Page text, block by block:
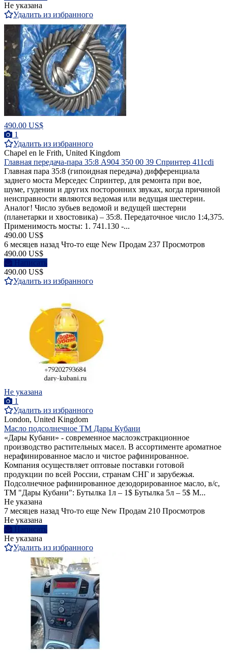
Не указана
Удалить из избранного
490.00 US$
1
Удалить из избранного
Chapel en le Frith, United Kingdom
Главная передача-пара 35:8 A904 350 00 39 Спринтер 411cdi
Главная пара 35:8 (гипоидная передача) дифференциала
заднего моста Mерседес Спринтер, для ремонта при вое,
шуме, гудении и других посторонних звуках, когда причиной
неисправности являются ведомая или ведущая шестерни.
Аналог! Число зубьев ведомой и ведущей шестерни
(планетарки и хвостовика) – 35:8. Передаточное число 1:4,375.
Применимость мосты: 1. 741.130 -...
490.00 US$
6 месяцев назад Что-то еще New Продам 237 Просмотров
490.00 US$
Написать
490.00 US$
Удалить из избранного
Не указана
1
Удалить из избранного
London, United Kingdom
Масло подсолнечное ТМ Дары Кубани
«Дары Кубани» - современное маслоэкстракционное
производство растительных масел. В ассортименте ароматное
нерафинированное масло и чистое рафинированное.
Компания осуществляет оптовые поставки готовой
продукции по всей России, странам СНГ и зарубежья.
Подсолнечное рафинированное дезодорированное масло, в/с,
ТМ "Дары Кубани": Бутылка 1л – 1$ Бутылка 5л – 5$ М...
Не указана
7 месяцев назад Что-то еще New Продам 210 Просмотров
Не указана
Написать
Не указана
Удалить из избранного